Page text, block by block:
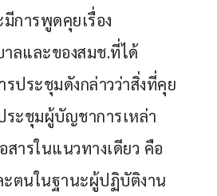
การพูดคุยเรื่อง
ลและของสมช.ที่ได้
ประชุมดังกล่าวว่าสิ่งที่คุย
ระชุมผู้บัญชาการเหล่า
ารในแนวทางเดียว คือ
ะตนในฐานะผู้ปฏิบัติงาน